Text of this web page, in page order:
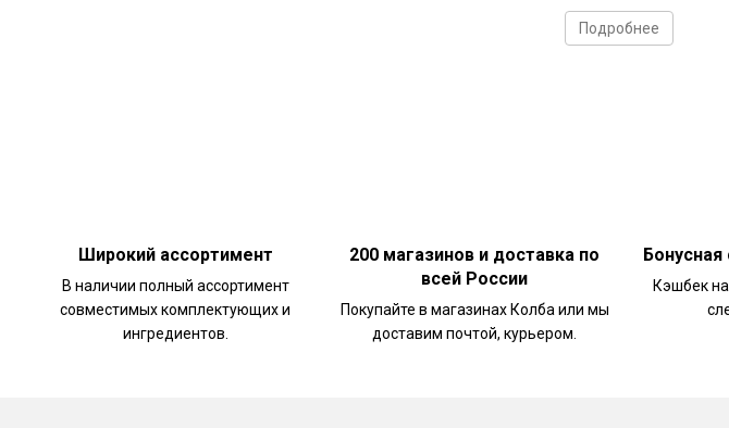
Подробнее
Широкий ассортимент
В наличии полный ассортимент
совместимых комплектующих и
ингредиентов.
200 магазинов и доставка по
всей России
Покупайте в магазинах Колба или мы
доставим почтой, курьером.
Бонусная
Кэшбек